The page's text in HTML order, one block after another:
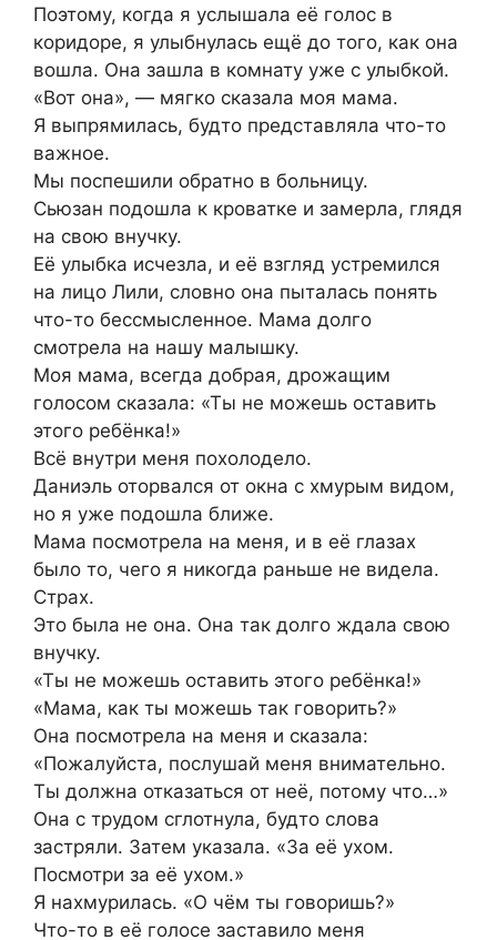
Поэтому, когда я услышала её голос в
коридоре, я улыбнулась ещё до того, как она
вошла. Она зашла в комнату уже с улыбкой.
«Вот она», — мягко сказала моя мама.
Я выпрямилась, будто представляла что-то
важное.
Мы поспешили обратно в больницу.
Сьюзан подошла к кроватке и замерла, глядя
на свою внучку.
Её улыбка исчезла, и её взгляд устремился
на лицо Лили, словно она пыталась понять
что-то бессмысленное. Мама долго
смотрела на нашу малышку.
Моя мама, всегда добрая, дрожащим
голосом сказала: «Ты не можешь оставить
этого ребёнка!»
Всё внутри меня похолодело.
Даниэль оторвался от окна с хмурым видом,
но я уже подошла ближе.
Мама посмотрела на меня, и в её глазах
было то, чего я никогда раньше не видела.
Страх.
Это была не она. Она так долго ждала свою
внучку.
«Ты не можешь оставить этого ребёнка!»
«Мама, как ты можешь так говорить?»
Она посмотрела на меня и сказала:
«Пожалуйста, послушай меня внимательно.
Ты должна отказаться от неё, потому что…»
Она с трудом сглотнула, будто слова
застряли. Затем указала. «За её ухом.
Посмотри за её ухом.»
Я нахмурилась. «О чём ты говоришь?»
Что-то в её голосе заставило меня